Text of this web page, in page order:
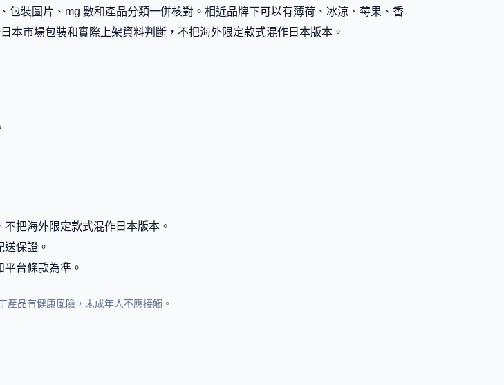
包裝圖片、mg 數和產品分類一併核對。相近品牌下可以有薄荷、冰涼、莓果、香
本市場包裝和實際上架資料判斷，不把海外限定款式混作日本版本。
把海外限定款式混作日本版本。
保證。
台條款為準。
品有健康風險，未成年人不應接觸。